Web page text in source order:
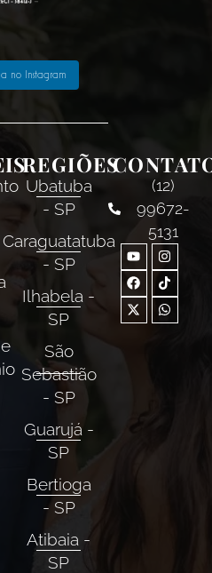
no Instagram
REGIÕES
Ubatuba
- SP
Caraguatatuba
- SP
Ilhabela -
SP
São
Sebastião
- SP
Guarujá -
SP
Bertioga
- SP
Atibaia -
SP
(12)
99672-
5131